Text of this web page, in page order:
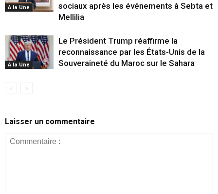
A la Une
sociaux après les événements à Sebta et
Mellilia
A la Une
Le Président Trump réaffirme la
reconnaissance par les États-Unis de la
Souveraineté du Maroc sur le Sahara
Laisser un commentaire